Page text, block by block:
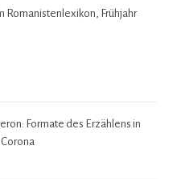
Romanistenlexikon, Frühjahr
Formate des Erzählens in